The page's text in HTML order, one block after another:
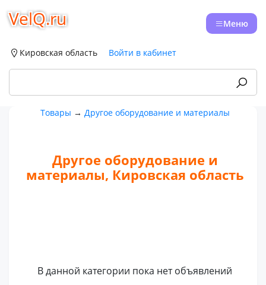
VelQ.ru Меню
Кировская область Войти в кабинет
Товары → Другое оборудование и материалы
Другое оборудование и
материалы, Кировская область
В данной категории пока нет объявлений